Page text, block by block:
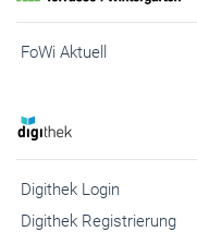
FoWi Aktuell
Digithek Login
Digithek Registrierung